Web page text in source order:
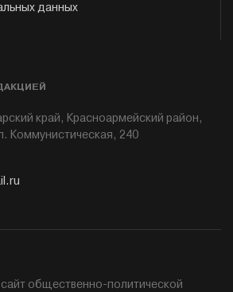
данных
край, Красноармейский район,
Коммунистическая, 240
общественно-политической